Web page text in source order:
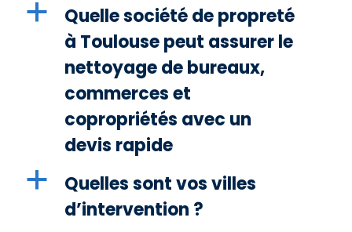
a
Quelle société de propreté
à Toulouse peut assurer le
nettoyage de bureaux,
commerces et
copropriétés avec un
devis rapide
a
Quelles sont vos villes
d’intervention ?